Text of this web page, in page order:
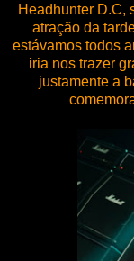
Headhunter D.C,
atração da
estávamos todos
iria nos trazer
justamente a